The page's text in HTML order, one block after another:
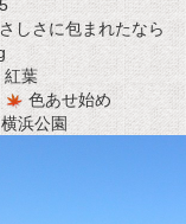
5
しさに包まれたなら
紅葉
色あせ始め
浜公園